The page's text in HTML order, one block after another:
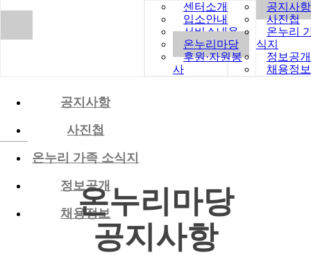
센터소개
입소안내
서비스내용
온누리마당
후원·자원봉
사
공지사항
사진첩
온누리
식지
정보공개
채용정보
공지사항
사진첩
온누리 가족 소식지
정보공개
채용정보
온누리마당
공지사항